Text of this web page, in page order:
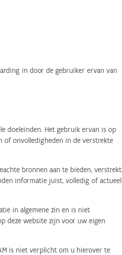
in door de gebruiker ervan van
doeleinden. Het gebruik ervan is op
of onvolledigheden in de verstrekte
bronnen aan te bieden, verstrekt
informatie juist, volledig of actueel
in algemene zin en is niet
deze website zijn voor uw eigen
is niet verplicht om u hierover te